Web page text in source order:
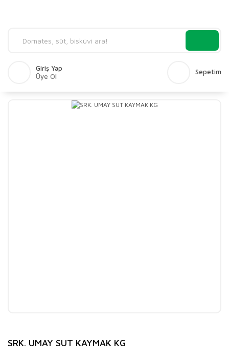
Giriş Yap
Üye Ol
Sepetim
SRK. UMAY SUT KAYMAK KG